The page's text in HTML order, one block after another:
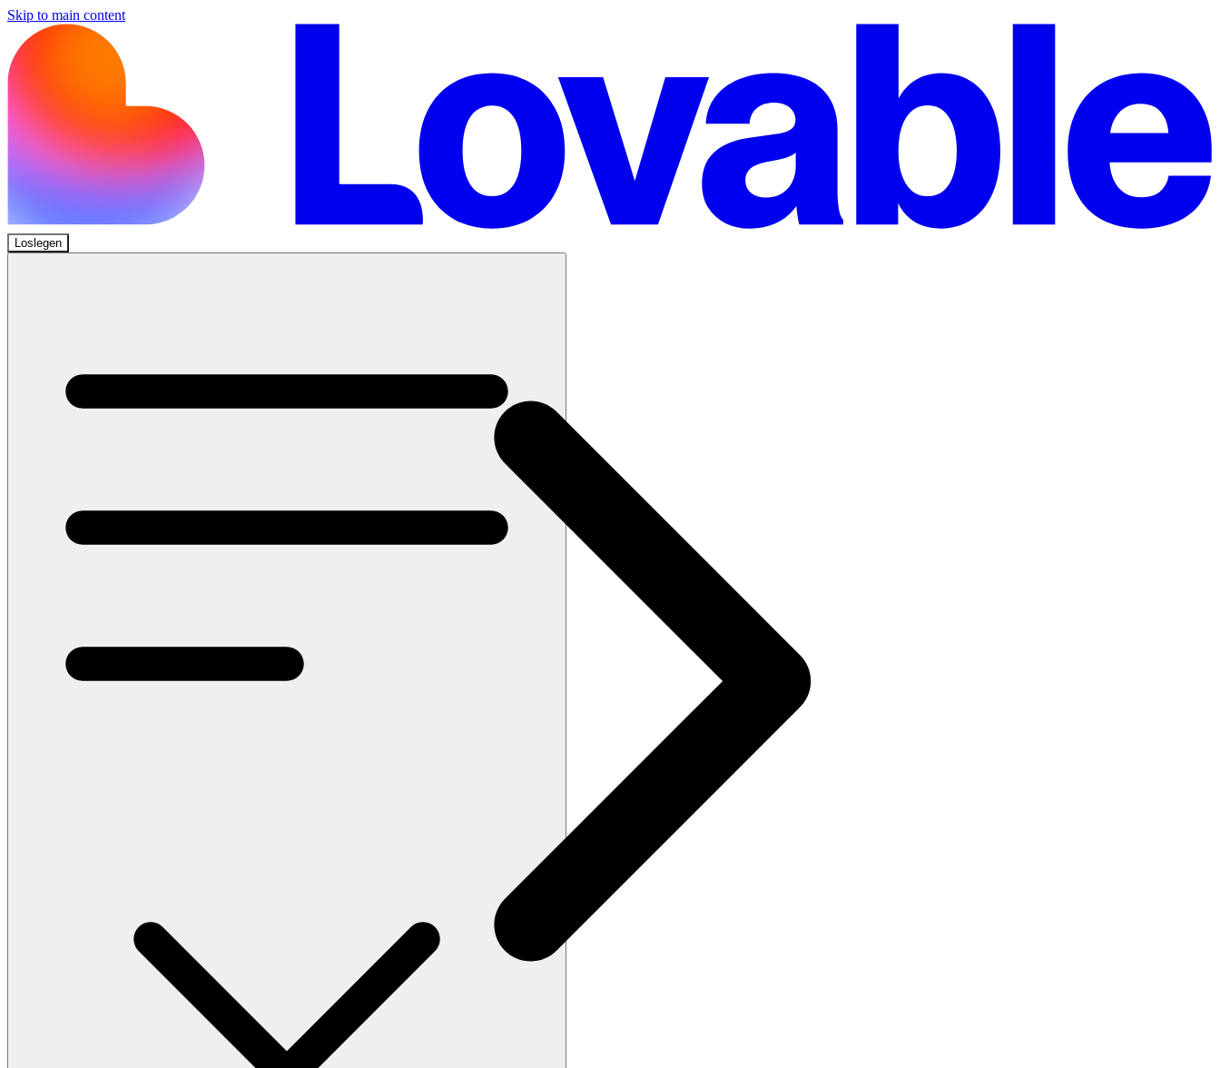
Skip to main content
Loslegen